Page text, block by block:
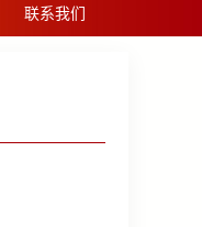
联系我们